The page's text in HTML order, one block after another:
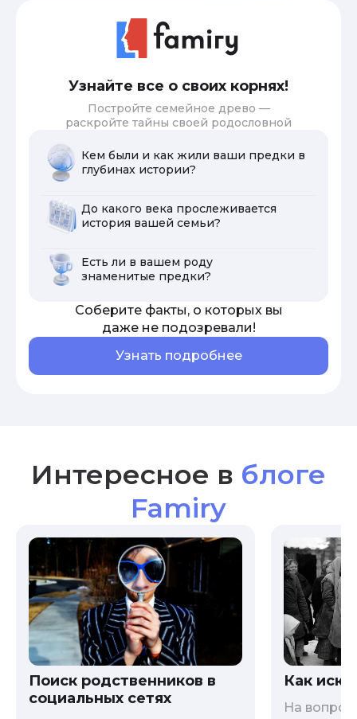
Узнайте все о своих корнях!
Постройте семейное древо —
раскройте тайны своей родословной
Кем были и как жили ваши предки в
глубинах истории?
До какого века прослеживается
история вашей семьи?
Есть ли в вашем роду
знаменитые предки?
Соберите факты, о которых вы
даже не подозревали!
Узнать подробнее
Интересное в блоге
Famiry
Поиск родственников в
социальных сетях
Как
На вопрос